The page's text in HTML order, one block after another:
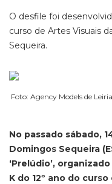
O desfile foi
curso de Artes Visuais
Sequeira.
Foto: Agency Models de Leiria
No passado sábado,
Domingos Sequeira
‘Prelúdio’,
K do 12º ano do